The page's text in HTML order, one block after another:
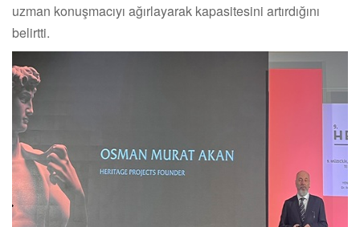
uzman konuşmacıyı ağırlayarak kapasitesini artırdığını
belirtti.